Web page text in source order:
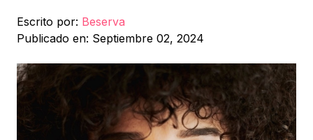
Escrito por: Beserva
Publicado en: Septiembre 02, 2024